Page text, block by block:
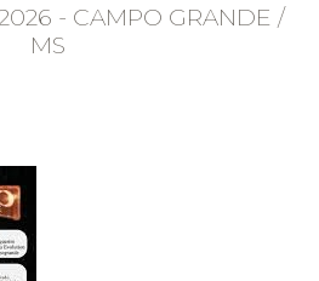
- CAMPO GRANDE /
MS